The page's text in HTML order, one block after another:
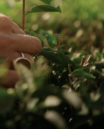
productos y nuestras